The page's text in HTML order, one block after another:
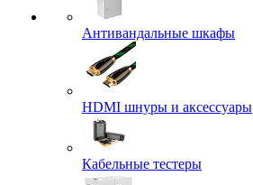
Антивандальные шкафы
HDMI шнуры и аксессуары
Кабельные тестеры